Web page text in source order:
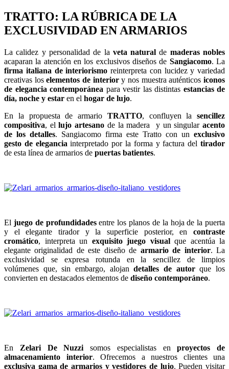
TRATTO: LA RÚBRICA DE LA
EXCLUSIVIDAD EN ARMARIOS
La calidez y personalidad de la veta natural de maderas nobles
acaparan la atención en los exclusivos diseños de Sangiacomo. La
firma italiana de interiorismo reinterpreta con lucidez y variedad
creativas loselementos de interiory nos muestra auténticosiconos
de elegancia contemporánea para vestir las distintas estancias de
día, noche y estar en el hogar de lujo.
En la propuesta de armario TRATTO, confluyen la sencillez
compositiva, ellujo artesano de la madera y un singularacento
de los detalles. Sangiacomo firma este Tratto con un exclusivo
gesto de elegancia interpretado por la forma y factura deltirador
de esta línea de armarios de puertas batientes.
El juego de profundidadesentre los planos de la hoja de la puerta
y el elegante tirador y la superficie posterior, en contraste
cromático, interpreta un exquisito juego visualque acentúa la
elegante originalidad de este diseño de armario de interior. La
exclusividad se expresa rotunda en la sencillez de limpios
volúmenes que, sin embargo, alojandetalles de autorque los
convierten en destacados elementos de diseño contemporáneo.
En Zelari De Nuzzi somos especialistas enproyectos de
almacenamiento interior. Ofrecemos a nuestros clientes una
exclusiva gama de armarios y vestidores de lujo. Pueden visitar